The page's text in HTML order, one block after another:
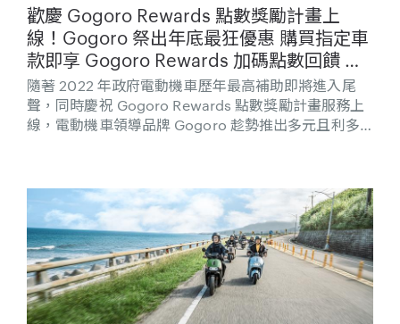
歡慶 Gogoro Rewards 點數獎勵計畫上
線！Gogoro 祭出年底最狂優惠 購買指定車
款即享 Gogoro Rewards 加碼點數回饋 最
高優惠價值 $34,839 等同於 9 年免費騎
隨著 2022 年政府電動機車歷年最高補助即將進入尾
聲，同時慶祝 Gogoro Rewards 點數獎勵計畫服務上
線，電動機車領導品牌 Gogoro 趁勢推出多元且利多